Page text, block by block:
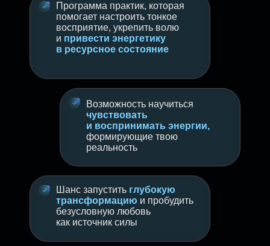
Шанс запустить глубокую
трансформацию и пробудить
безусловную любовь
как источник силы
Возможность научиться
чувствовать
и воспринимать энергии,
формирующие твою
реальность
Программа практик, которая
помогает настроить тонкое
восприятие, укрепить волю
и привести энергетику
в ресурсное состояние